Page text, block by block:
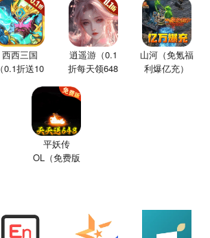
西西三国
（0.1折送10
逍遥游（0.1
折每天领648
山河（免氪福
利爆亿充）
平妖传
OL（免费版